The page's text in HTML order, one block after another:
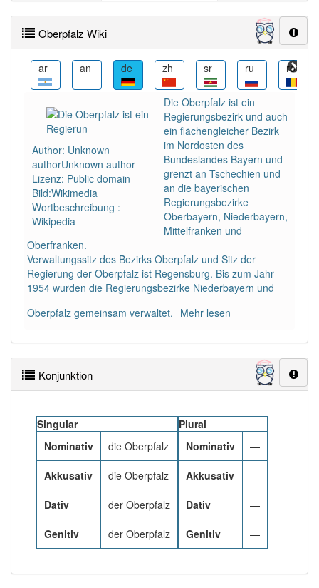
PowerIndex:3
Häufigkeit: 4 von 10
Wörter mit Endung -oberpfalz: 1
Wörter mit Endung-oberpfalzaber mit einem
anderen Artikeldie: 0
83% unserer Spielapp-Nutzer haben den Artikel
korrekt erraten.
Oberpfalz Wiki
ar an de zh sr ru ro
Author: Unknown
authorUnknown author
Lizenz: Public domain
Bild:Wikimedia
Wortbeschreibung :
Wikipedia
Die Oberpfalz ist ein
Regierungsbezirk und auch
ein flächengleicher Bezirk
im Nordosten des
Bundeslandes Bayern und
grenzt an Tschechien und
an die bayerischen
Regierungsbezirke
Oberbayern, Niederbayern,
Mittelfranken und
Oberfranken.
Verwaltungssitz des Bezirks Oberpfalz und Sitz der
Regierung der Oberpfalz ist Regensburg. Bis zum Jahr
1954 wurden die Regierungsbezirke Niederbayern und
Oberpfalz gemeinsam verwaltet. Mehr lesen
Konjunktion
Singular
Nominativ
die Oberpfalz
Akkusativ die Oberpfalz
Dativ der Oberpfalz
Genitiv der Oberpfalz
Plural
Nominativ
—
Akkusativ —
Dativ —
Genitiv —